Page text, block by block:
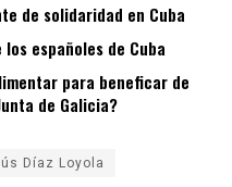
de solidaridad en Cuba
españoles de Cuba
para beneficar de
de Galicia?
Díaz Loyola